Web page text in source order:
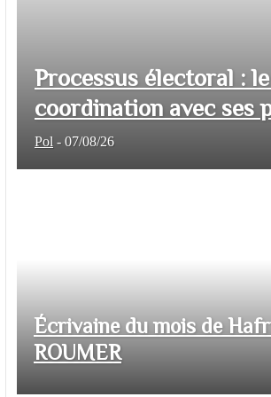
Processus électoral :
coordination avec ses
Pol - 07/08/26
Écrivaine du mois de
ROUMER